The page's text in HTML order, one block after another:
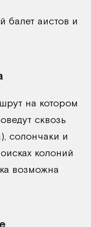
балет аистов и
на котором
сквозь
солончаки и
колоний
возможна